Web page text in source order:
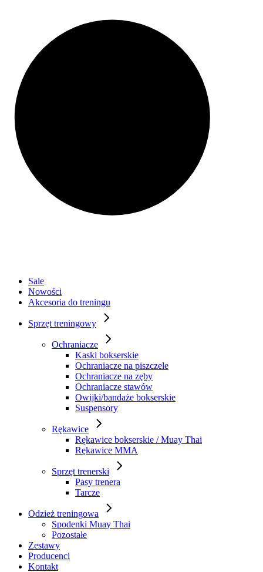
Sale
Nowości
Akcesoria do treningu
Sprzęt treningowy
Ochraniacze
Kaski bokserskie
Ochraniacze na piszczele
Ochraniacze na zęby
Ochraniacze stawów
Owijki/bandaże bokserskie
Suspensory
Rękawice
Rękawice bokserskie / Muay Thai
Rękawice MMA
Sprzęt trenerski
Pasy trenera
Tarcze
Odzież treningowa
Spodenki Muay Thai
Pozostałe
Zestawy
Producenci
Kontakt